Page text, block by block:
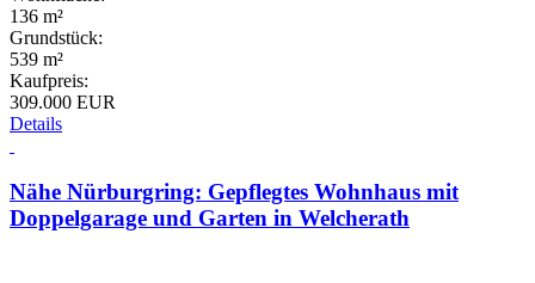
136 m²
Grundstück:
539 m²
Kaufpreis:
309.000 EUR
Details
Nähe Nürburgring: Gepflegtes Wohnhaus mit
Doppelgarage und Garten in Welcherath